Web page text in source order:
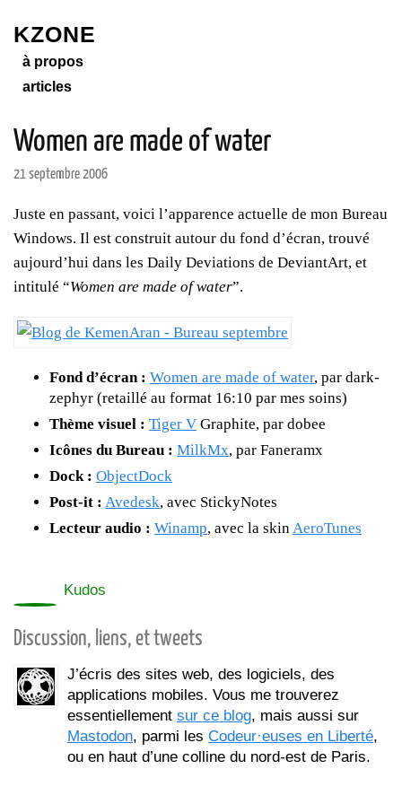
KZONE
à propos
articles
Women are made of water
21 septembre 2006
Juste en passant, voici l’apparence actuelle de mon Bureau
Windows. Il est construit autour du fond d’écran, trouvé
aujourd’hui dans les Daily Deviations de DeviantArt, et
intitulé “Women are made of water”.
Fond d’écran : Women are made of water, par dark-
zephyr (retaillé au format 16:10 par mes soins)
Thème visuel : Tiger V Graphite, par dobee
Icônes du Bureau : MilkMx, par Faneramx
Dock : ObjectDock
Post-it : Avedesk, avec StickyNotes
Lecteur audio : Winamp, avec la skin AeroTunes
Kudos
Discussion, liens, et tweets
J’écris des sites web, des logiciels, des
applications mobiles. Vous me trouverez
essentiellement sur ce blog, mais aussi sur
Mastodon, parmi les Codeur·euses en Liberté,
ou en haut d’une colline du nord-est de Paris.